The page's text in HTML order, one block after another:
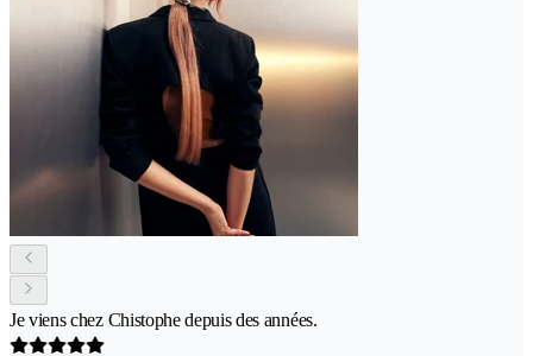
Je viens chez Chistophe depuis des années.